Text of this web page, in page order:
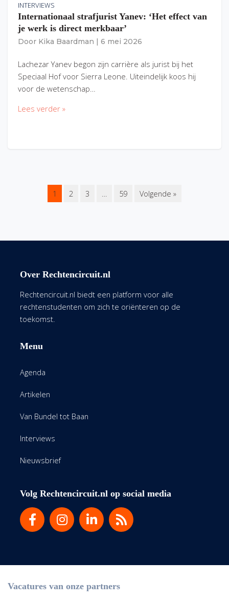
INTERVIEWS
Internationaal strafjurist Yanev: ‘Het effect van
je werk is direct merkbaar’
Door Kika Baardman 6 mei 2026
Lachezar Yanev begon zijn carrière als jurist bij het
Speciaal Hof voor Sierra Leone. Uiteindelijk koos hij
voor de wetenschap…
Lees verder »
1 2 3 … 59 Volgende »
Over Rechtencircuit.nl
Rechtencircuit.nl biedt een platform voor alle
rechtenstudenten om zich te oriënteren op de
toekomst.
Menu
Agenda
Artikelen
Van Bundel tot Baan
Interviews
Nieuwsbrief
Volg Rechtencircuit.nl op social media
Vacatures van onze partners